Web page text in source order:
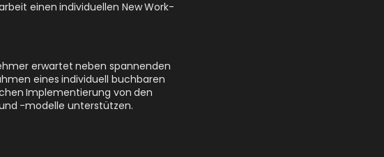
einen individuellen New Work-
erwartet neben spannenden
eines individuell buchbaren
Implementierung von den
-modelle unterstützen.